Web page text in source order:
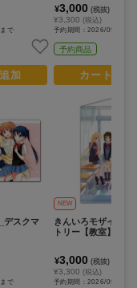
#東京リベンジャーズ（東リベ）
#超か
で
加
デスクマ
で
¥3,000 (税抜)
¥3,300 (税込)
予約期間：2026/09/02ま
予約商品
カートに
NEW
きんいろモザイク
トリー【教室】
¥3,000 (税抜)
¥3,300 (税込)
予約期間：2026/09/02ま